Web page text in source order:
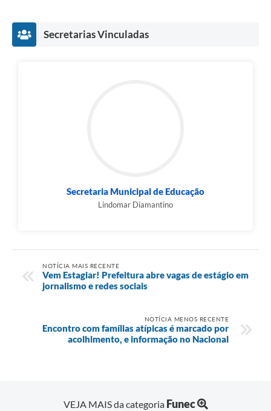
Secretarias Vinculadas
Secretaria Municipal de Educação
Lindomar Diamantino
NOTÍCIA MAIS RECENTE
Vem Estagiar! Prefeitura abre vagas de estágio em
jornalismo e redes sociais
NOTÍCIA MENOS RECENTE
Encontro com famílias atípicas é marcado por
acolhimento, e informação no Nacional
VEJA MAIS da categoria Funec